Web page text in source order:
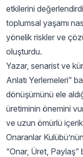
etkilerini
toplumsal yaşamı
yönelik riskler ve
oluşturdu.
Yazar, senarist ve
Anlatı Yerlemeleri”
dönüşümünü ele
üretiminin önemini
ve uzun ömürlü içerik
Onaranlar
“Onar, Üret, Paylaş”